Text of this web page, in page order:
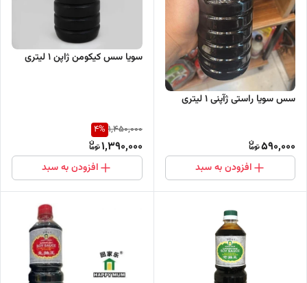
سس سویا راستی ژآپنی 1 لیتری
590,000
افزودن به سبد
سویا سس کیکومن ژاپن 1 لیتری
1,450,000
4%
1,390,000
افزودن به سبد